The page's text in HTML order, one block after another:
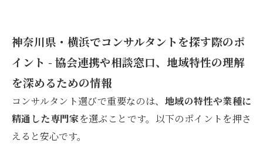
神奈川県・横浜でコンサルタントを探す際のポ
イント - 協会連携や相談窓口、地域特性の理解
を深めるための情報
コンサルタント選びで重要なのは、 地域の特性や業種に
精通した専門家を選ぶことです。以下のポイントを押さ
えると安心です。